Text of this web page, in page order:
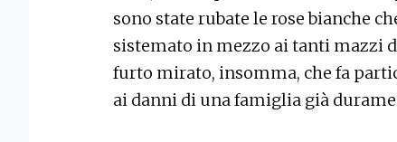
sono state rubate le rose bianche
sistemato in mezzo ai tanti mazzi
furto mirato, insomma, che fa
ai danni di una famiglia già